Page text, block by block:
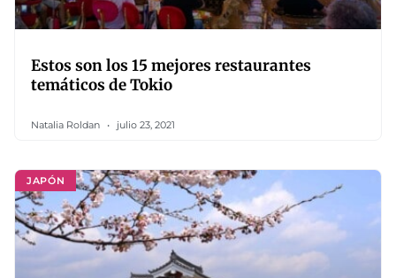
Estos son los 15 mejores restaurantes
temáticos de Tokio
Natalia Roldan julio 23, 2021
JAPÓN